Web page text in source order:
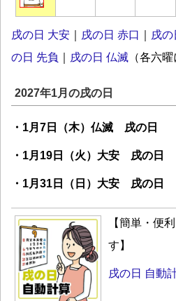
戌の日 大安 戌の日 赤口 戌の
の日 先負
戌の日 仏滅 （各六
2027年1月の戌の日
・1月7日（木）仏滅 戌の日
・1月19日（火）大安 戌の日
・1月31日（日）大安 戌の日
【簡単・便
す】
戌の日 自動